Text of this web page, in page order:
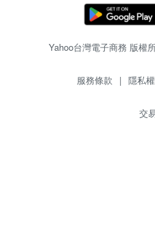
Yahoo台灣電子商務 版權
服務條款 | 隱私權
交